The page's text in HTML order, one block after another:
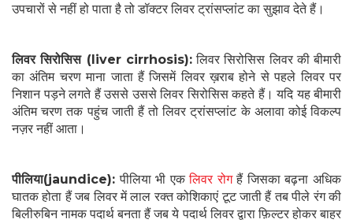
उपचारों से नहीं हो पाता है तो डॉक्टर लिवर ट्रांसप्लांट का सुझाव देते हैं।
लिवर सिरोसिस (liver cirrhosis):लिवर सिरोसिस लिवर की बीमारी
का अंतिम चरण माना जाता हैं जिसमें लिवर ख़राब होने से पहले लिवर पर
निशान पड़ने लगते हैं उससे उससे लिवर सिरोसिस कहते हैं। यदि यह बीमारी
अंतिम चरण तक पहुंच जाती हैं तो लिवर ट्रांसप्लांट के अलावा कोई विकल्प
नज़र नहीं आता।
पीलिया(jaundice): पीलिया भी एकलिवर रोगहैं जिसका बढ़ना अधिक
घातक होता हैं जब लिवर में लाल रक्त कोशिकाएं टूट जाती हैं तब पीले रंग की
बिलीरुबिन नामक पदार्थ बनता हैं जब ये पदार्थ लिवर द्वारा फ़िल्टर होकर बाहर